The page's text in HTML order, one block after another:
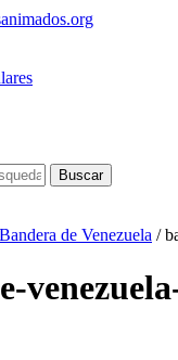
Buscar
Bandera de Venezuela /